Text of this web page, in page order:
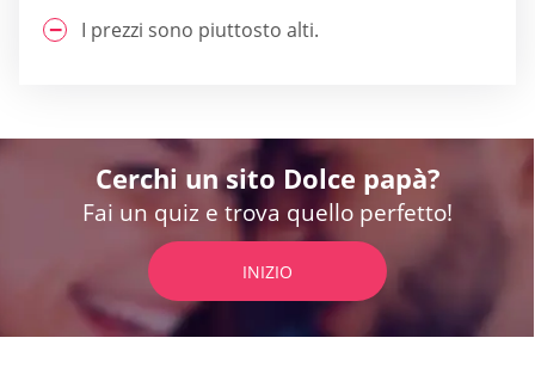
I prezzi sono piuttosto alti.
Cerchi un sito Dolce papà?
Fai un quiz e trova quello perfetto!
INIZIO